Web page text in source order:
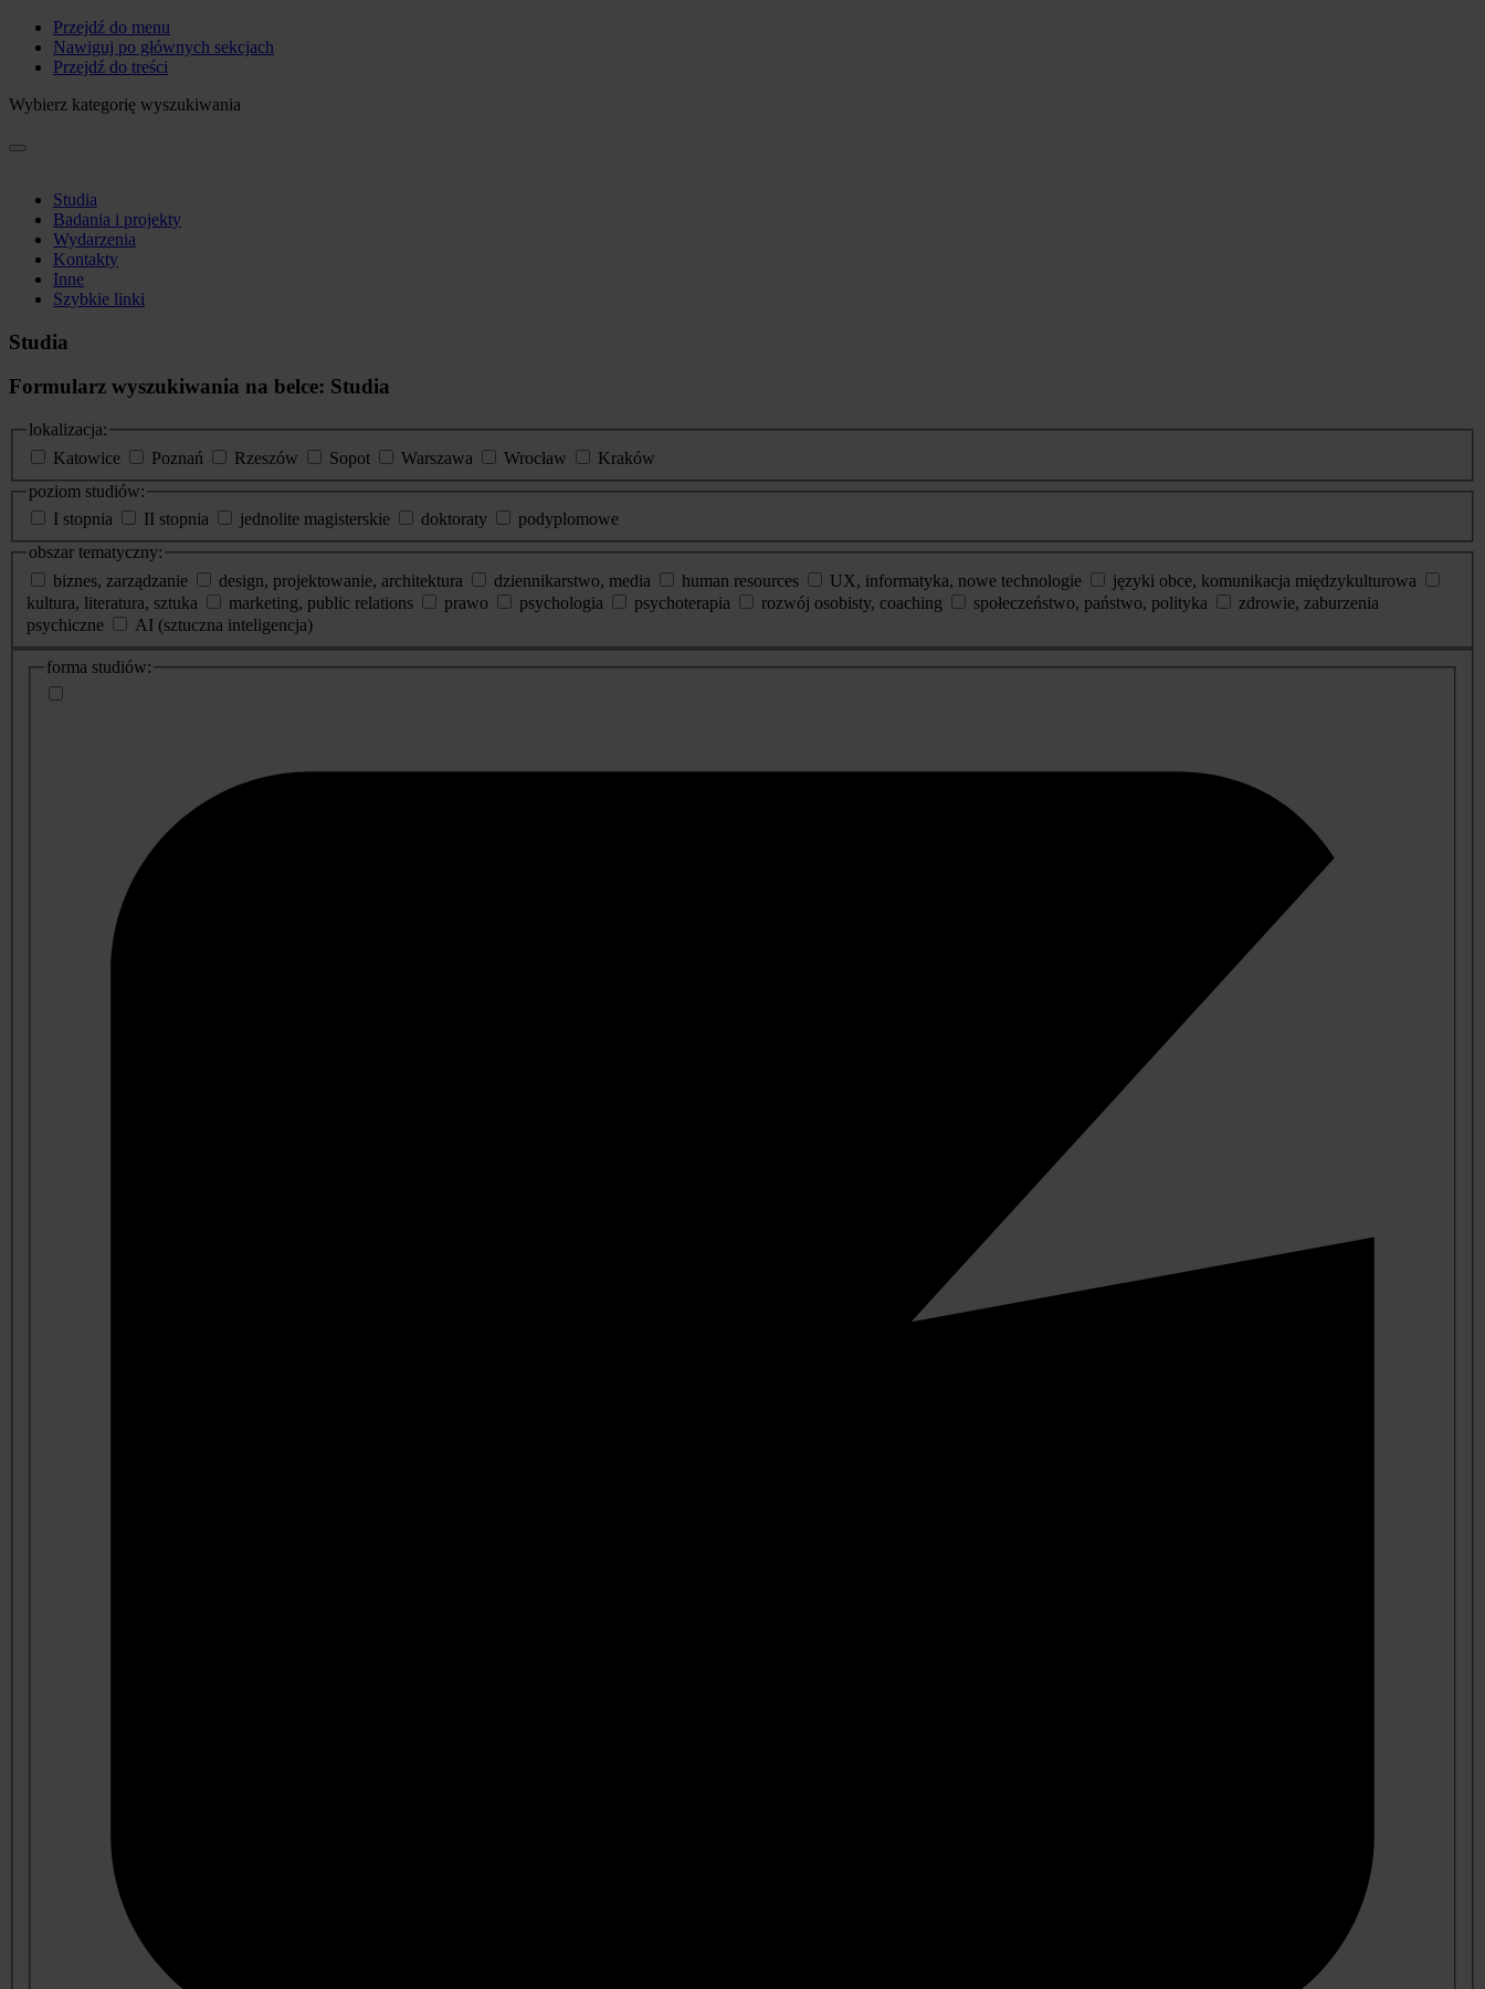
Przejdź do menu
Nawiguj po głównych sekcjach
Przejdź do treści
Wybierz kategorię wyszukiwania
Studia
Badania i projekty
Wydarzenia
Kontakty
Inne
Szybkie linki
Studia
Formularz wyszukiwania na belce: Studia
lokalizacja:
Katowice
Poznań Rzeszów Sopot Warszawa Wrocław
Kraków
poziom studiów:
I stopnia
II stopnia jednolite magisterskie doktoraty
podyplomowe
obszar tematyczny:
biznes, zarządzanie
design, projektowanie, architektura dziennikarstwo, media human resources UX, informatyka, nowe technologie
języki obce, komunikacja międzykulturowa
kultura, literatura, sztuka
marketing, public relations prawo psychologia psychoterapia rozwój osobisty, coaching społeczeństwo, państwo, polityka
zdrowie, zaburzenia
psychiczne
AI (sztuczna inteligencja)
dodatkowe
informacje
forma studiów: